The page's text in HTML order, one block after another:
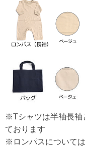
※Tシャツは半袖長袖
ております
※ロンパスについて